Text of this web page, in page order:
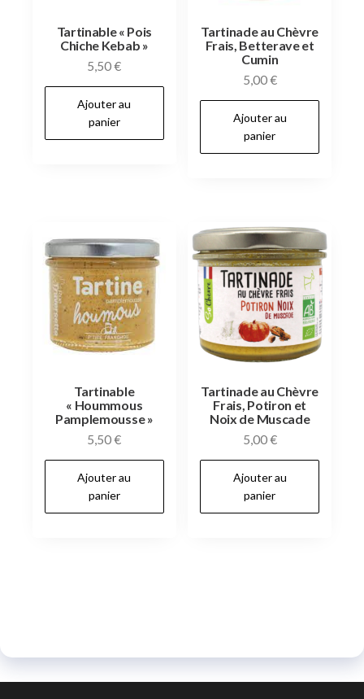
Tartinable « Pois
Chiche Kebab »
5,50€
Ajouter au
panier
Tartinade au Chèvre
Frais, Betterave et
Cumin
5,00€
Ajouter au
panier
Tartinable
« Hoummous
Pamplemousse »
5,50€
Ajouter au
panier
Tartinade au Chèvre
Frais, Potiron et
Noix de Muscade
5,00€
Ajouter au
panier